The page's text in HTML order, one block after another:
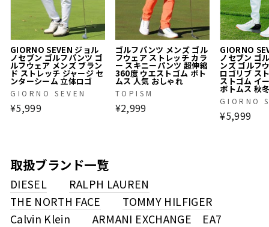
GIORNO SEVEN ジョル
ノセブン ゴルフパンツ ゴ
ルフウェア メンズ ブラン
ド ストレッチ ジャージ セ
ンターシーム 立体ロゴ
GIORNO SEVEN
¥5,999
ゴルフパンツ メンズ ゴル
フウェア ストレッチ カラ
ー スキニーパンツ 超伸縮
360度 ウエストゴム ボト
ムス 人気 おしゃれ
TOPISM
¥2,999
GIORNO
ノセブン ゴ
ンズ ゴルフ
ロゴリブ ス
ストゴム イ
ボトムス 秋
GIORNO
¥5,999
取扱ブランド一覧
DIESEL
RALPH LAUREN
THE NORTH FACE
TOMMY HILFIGER
Calvin Klein
ARMANI EXCHANGE
EA7